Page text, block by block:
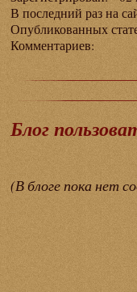
В последний раз на
Опубликованных
Комментариев:
Блог
(В блоге пока нет